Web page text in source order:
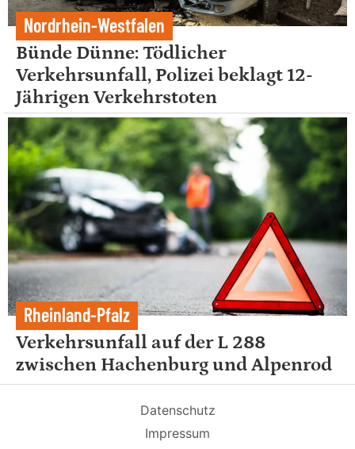
Nordrhein-Westfalen
Bünde Dünne: Tödlicher
Verkehrsunfall, Polizei beklagt 12-
Jährigen Verkehrstoten
Rheinland-Pfalz
Verkehrsunfall auf der L 288
zwischen Hachenburg und Alpenrod
Datenschutz
Impressum